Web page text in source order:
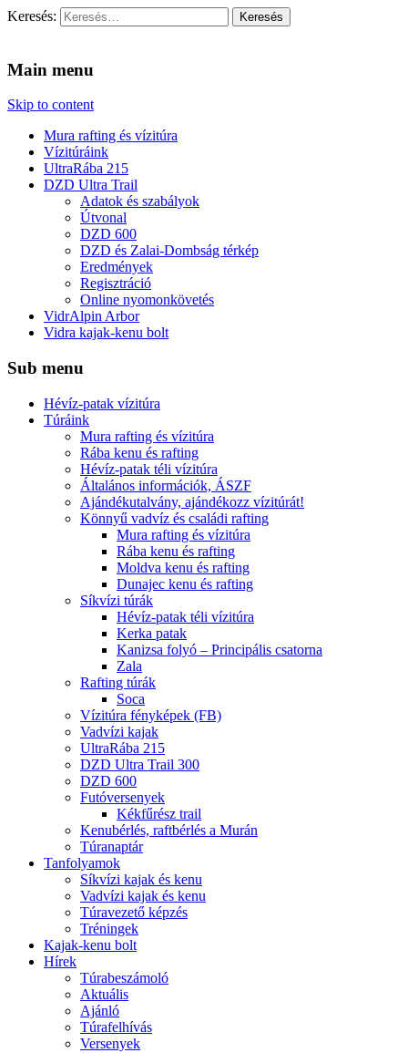
Keresés:
Main menu
Skip to content
Mura rafting és vízitúra
Vízitúráink
UltraRába 215
DZD Ultra Trail
Adatok és szabályok
Útvonal
DZD 600
DZD és Zalai-Dombság térkép
Eredmények
Regisztráció
Online nyomonkövetés
VidrAlpin Arbor
Vidra kajak-kenu bolt
Sub menu
Hévíz-patak vízitúra
Túráink
Mura rafting és vízitúra
Rába kenu és rafting
Hévíz-patak téli vízitúra
Általános információk, ÁSZF
Ajándékutalvány, ajándékozz vízitúrát!
Könnyű vadvíz és családi rafting
Mura rafting és vízitúra
Rába kenu és rafting
Moldva kenu és rafting
Dunajec kenu és rafting
Síkvízi túrák
Hévíz-patak téli vízitúra
Kerka patak
Kanizsa folyó – Principális csatorna
Zala
Rafting túrák
Soca
Vízitúra fényképek (FB)
Vadvízi kajak
UltraRába 215
DZD Ultra Trail 300
DZD 600
Futóversenyek
Kékfűrész trail
Kenubérlés, raftbérlés a Murán
Túranaptár
Tanfolyamok
Síkvízi kajak és kenu
Vadvízi kajak és kenu
Túravezető képzés
Tréningek
Kajak-kenu bolt
Hírek
Túrabeszámoló
Aktuális
Ajánló
Túrafelhívás
Versenyek